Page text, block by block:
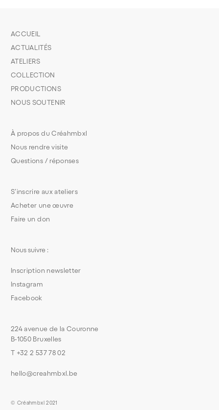
S’inscrire aux ateliers
Acheter une œuvre
Faire un don
À propos du Créahmbxl
Nous rendre visite
Questions / réponses
ACCUEIL
ACTUALITÉS
ATELIERS
COLLECTION
PRODUCTIONS
NOUS SOUTENIR
224 avenue de la Couronne
B-1050 Bruxelles
T +32 2 537 78 02
hello@creahmbxl.be
Nous suivre :
Inscription newsletter
Instagram
Facebook
© Créahmbxl 2021